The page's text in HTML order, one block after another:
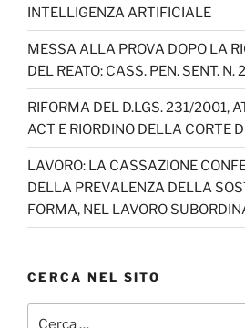
INTELLIGENZA ARTIFICIALE
MESSA ALLA PROVA DOPO LA
DEL REATO: CASS. PEN. SENT.
RIFORMA DEL D.LGS. 231/2001,
ACT E RIORDINO DELLA CORTE
LAVORO: LA CASSAZIONE
DELLA PREVALENZA DELLA
FORMA, NEL LAVORO
CERCA NEL SITO